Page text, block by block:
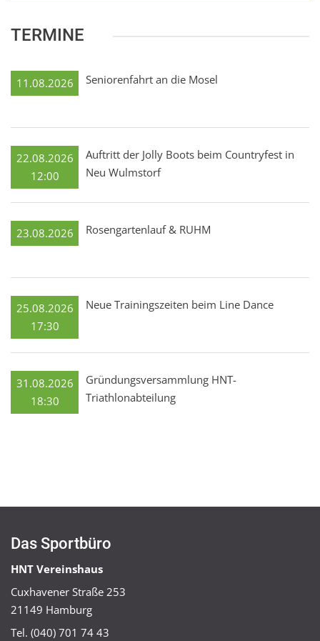
TERMINE
11.08.2026 Seniorenfahrt an die Mosel
22.08.2026
12:00
Auftritt der Jolly Boots beim Countryfest in
Neu Wulmstorf
23.08.2026 Rosengartenlauf & RUHM
25.08.2026
17:30
Neue Trainingszeiten beim Line Dance
31.08.2026
18:30
Gründungsversammlung HNT-
Triathlonabteilung
Das Sportbüro
HNT Vereinshaus
Cuxhavener Straße 253
21149 Hamburg
Tel. (040) 701 74 43